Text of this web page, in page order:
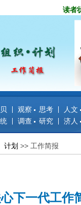
读者
观察 思考 人
调查 研究 济
划 >> 工作简报
下一代工作